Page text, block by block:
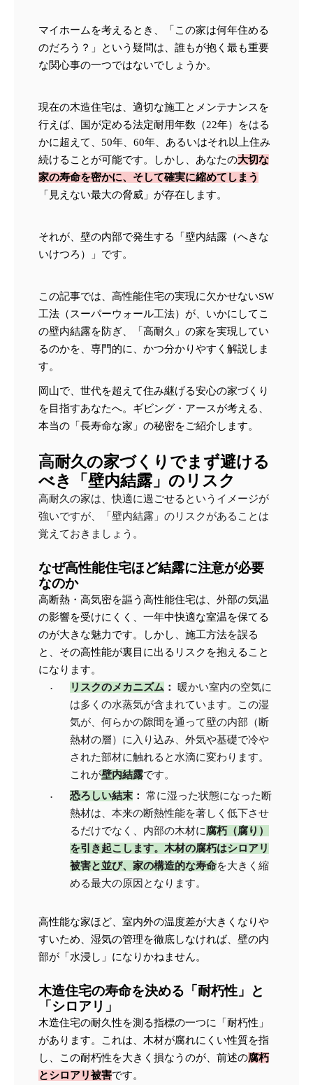
マイホームを考えるとき、「この家は何年住める
のだろう？」という疑問は、誰もが抱く最も重要
な関心事の一つではないでしょうか。
現在の木造住宅は、適切な施工とメンテナンスを
行えば、国が定める法定耐用年数（22年）をはる
かに超えて、50年、60年、あるいはそれ以上住み
続けることが可能です。しかし、あなたの大切な
家の寿命を密かに、そして確実に縮めてしまう
「見えない最大の脅威」が存在します。
それが、壁の内部で発生する「壁内結露（へきな
いけつろ）」です。
この記事では、高性能住宅の実現に欠かせないSW
工法（スーパーウォール工法）が、いかにしてこ
の壁内結露を防ぎ、「高耐久」の家を実現してい
るのかを、専門的に、かつ分かりやすく解説しま
す。
岡山で、世代を超えて住み継げる安心の家づくり
を目指すあなたへ。ギビング・アースが考える、
本当の「長寿命な家」の秘密をご紹介します。
高耐久の家づくりでまず避ける
べき「壁内結露」のリスク
高耐久の家は、快適に過ごせるというイメージが
強いですが、「壁内結露」のリスクがあることは
覚えておきましょう。
なぜ高性能住宅ほど結露に注意が必要
なのか
高断熱・高気密を謳う高性能住宅は、外部の気温
の影響を受けにくく、一年中快適な室温を保てる
のが大きな魅力です。しかし、施工方法を誤る
と、その高性能が裏目に出るリスクを抱えること
になります。
リスクのメカニズム ：
暖かい室内の空気に
は多くの水蒸気が含まれています。この湿
気が、何らかの隙間を通って壁の内部（断
熱材の層）に入り込み、外気や基礎で冷や
された部材に触れると水滴に変わります。
これが壁内結露です。
恐ろしい結末 ：
常に湿った状態になった断
熱材は、本来の断熱性能を著しく低下させ
るだけでなく、内部の木材に腐朽（腐り）
を引き起こします。木材の腐朽はシロアリ
被害と並び、家の構造的な寿命を大きく縮
める最大の原因となります。
高性能な家ほど、室内外の温度差が大きくなりや
すいため、湿気の管理を徹底しなければ、壁の内
部が「水浸し」になりかねません。
木造住宅の寿命を決める「耐朽性」と
「シロアリ」
木造住宅の耐久性を測る指標の一つに「耐朽性」
があります。これは、木材が腐れにくい性質を指
し、この耐朽性を大きく損なうのが、前述の腐朽
とシロアリ被害です。